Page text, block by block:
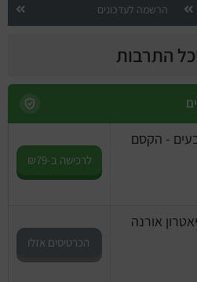
הרשמה לעדכונים
התרבות
- הקסם
לרכישה ב-₪79
1 - תיאטרון אורנה
הכרטיסים אזלו